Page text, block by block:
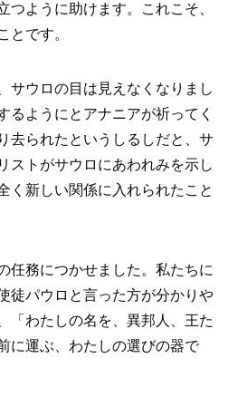
つように助けます。これこそ、
とです。
サウロの目は見えなくなりまし
るようにとアナニアが祈ってく
去られたというしるしだと、サ
ストがサウロにあわれみを示し
く新しい関係に入れられたこと
任務につかせました。私たちに
徒パウロと言った方が分かりや
「わたしの名を、異邦人、王た
に運ぶ、わたしの選びの器で